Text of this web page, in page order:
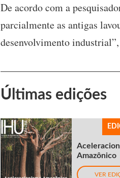
De acordo com a
parcialmente as antigas
desenvolvimento
Últimas edições
Amazônico
VER